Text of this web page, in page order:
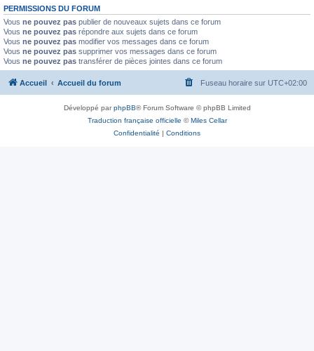
PERMISSIONS DU FORUM
Vous ne pouvez pas publier de nouveaux sujets dans ce forum
Vous ne pouvez pas répondre aux sujets dans ce forum
Vous ne pouvez pas modifier vos messages dans ce forum
Vous ne pouvez pas supprimer vos messages dans ce forum
Vous ne pouvez pas transférer de pièces jointes dans ce forum
Accueil Accueil du forum Fuseau horaire sur UTC+02:00
Développé parphpBB® Forum Software © phpBB Limited
Traduction française officielle ©Miles Cellar
Confidentialité | Conditions